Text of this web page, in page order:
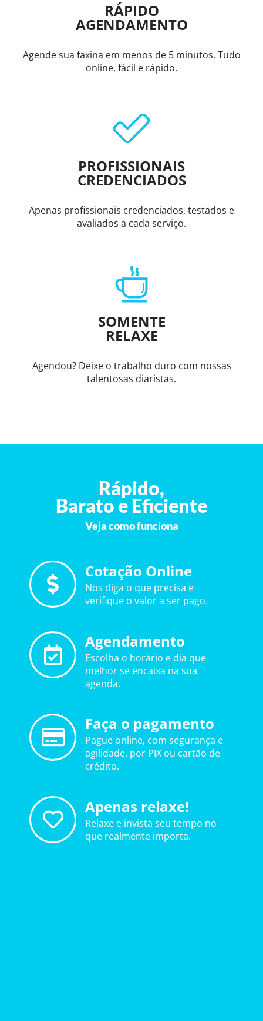
RÁPIDO
AGENDAMENTO
Agende sua faxina em menos de 5 minutos. Tudo
online, fácil e rápido.
PROFISSIONAIS
CREDENCIADOS
Apenas profissionais credenciados, testados e
avaliados a cada serviço.
SOMENTE
RELAXE
Agendou? Deixe o trabalho duro com nossas
talentosas diaristas.
Rápido,
Barato e Eficiente
Veja como funciona
Cotação Online
Nos diga o que precisa e
verifique o valor a ser pago.
Agendamento
Escolha o horário e dia que
melhor se encaixa na sua
agenda.
Faça o pagamento
Pague online, com segurança e
agilidade, por PIX ou cartão de
crédito.
Apenas relaxe!
Relaxe e invista seu tempo no
que realmente importa.